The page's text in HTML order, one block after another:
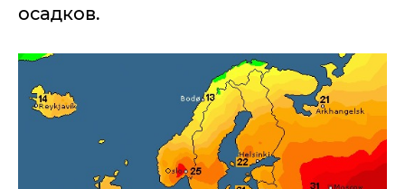
осадков.